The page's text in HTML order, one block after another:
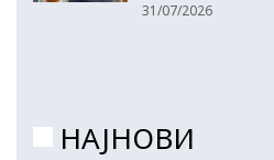
31/07/2026
НАЈНОВИ